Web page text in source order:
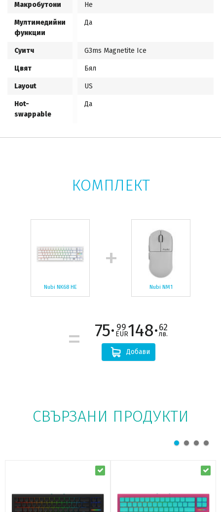
Макробутони Не
Мултимедийни
функции
Да
Суитч G3ms Magnetite Ice
Цвят Бял
Layout US
Hot-
swappable
Да
КОМПЛЕКТ
Nubi NK68 HE Nubi NM1
75· 99
EUR148·62
лв.
Добави
СВЪРЗАНИ ПРОДУКТИ